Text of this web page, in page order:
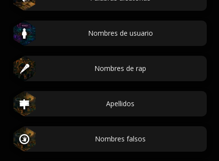
Nombres de usuario
Nombres de rap
Apellidos
Nombres falsos